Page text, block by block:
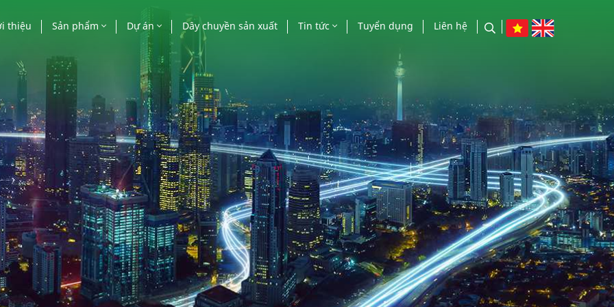
thiệu Sản phẩm
Vách mặt dựng
Lan can, mái kính, lam
nhôm
Dự án
Công trình nhà nước
Công trình cao tầng
Biệt thự, villa, khác
Dây chuyền sản xuất Tin tức
Báo chí nói về chúng tôi
Tuyển dụng Liên hệ